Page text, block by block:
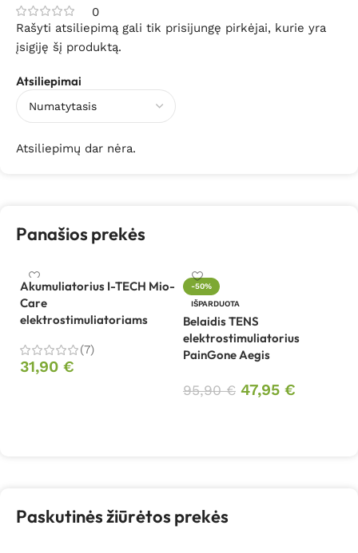
0
Atsiliepimai
Atsiliepimų dar nėra.
Rašyti atsiliepimą gali tik prisijungę pirkėjai, kurie yra
įsigiję šį produktą.
Panašios prekės
Akumuliatorius I-TECH Mio-
Care
elektrostimuliatoriams
(7)
31,90 €
-50%
IŠPARDUOTA
Belaidis TENS
elektrostimuliatorius
PainGone Aegis
95,90€ 47,95 €
Paskutinės žiūrėtos prekės